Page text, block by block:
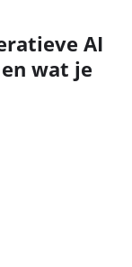
AI
wat je